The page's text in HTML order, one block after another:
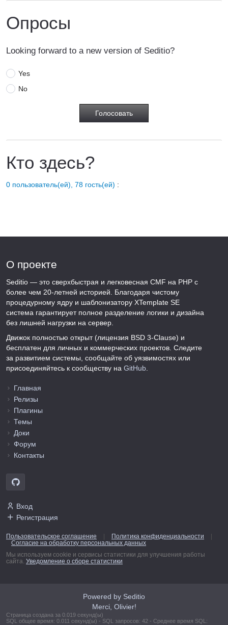
Опросы
Looking forward to a new version of Seditio?
Yes
No
Кто здесь?
0 пользователь(ей), 78 гость(ей) :
О проекте
Seditio — это сверхбыстрая и легковесная CMF на PHP с
более чем 20-летней историей. Благодаря чистому
процедурному ядру и шаблонизатору XTemplate SE
система гарантирует полное разделение логики и дизайна
без лишней нагрузки на сервер.
Движок полностью открыт (лицензия BSD 3-Clause) и
бесплатен для личных и коммерческих проектов. Следите
за развитием системы, сообщайте об уязвимостях или
присоединяйтесь к сообществу на GitHub
Главная
Релизы
Плагины
Темы
Доки
Форум
Контакты
Вход
Регистрация
Пользовательское соглашение Политика конфиденциальности
Согласие на обработку персональных данных
Мы используем cookie и сервисы статистики для улучшения работы
сайта. Уведомление о сборе статистики
Powered by Seditio
Merci, Olivier!
Страница создана за 0.019 секунд(ы)
SQL общее время: 0.011 секунд(ы) - SQL запросов: 42 - Среднее время SQL: